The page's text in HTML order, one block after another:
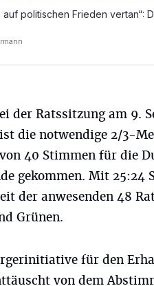
auf politischen Frieden
ei der Ratssitzung am 9.
ist die notwendige 2/3-
von 40 Stimmen für die
gekommen. Mit 25:24
der anwesenden 48
Grünen.
für den
von dem